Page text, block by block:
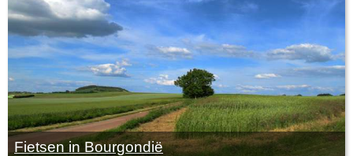
Fietsen in Bourgondië